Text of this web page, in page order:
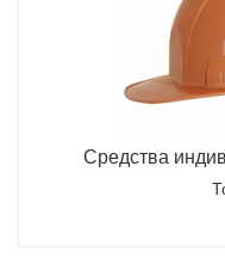
Средства